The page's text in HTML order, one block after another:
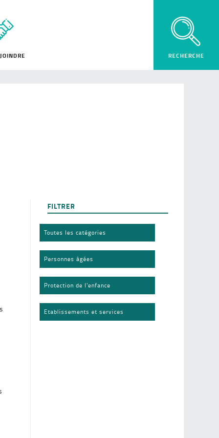
FILTRER
Toutes les catégories
Personnes âgées
Protection de l'enfance
Etablissements et services